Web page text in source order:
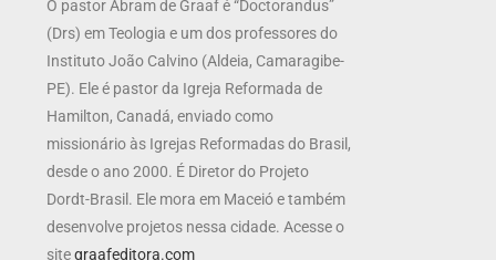
O pastor Abram de Graaf é “Doctorandus”
(Drs) em Teologia e um dos professores do
Instituto João Calvino (Aldeia, Camaragibe-
PE). Ele é pastor da Igreja Reformada de
Hamilton, Canadá, enviado como
missionário às Igrejas Reformadas do Brasil,
desde o ano 2000. É Diretor do Projeto
Dordt-Brasil. Ele mora em Maceió e também
desenvolve projetos nessa cidade. Acesse o
sitegraafeditora.com